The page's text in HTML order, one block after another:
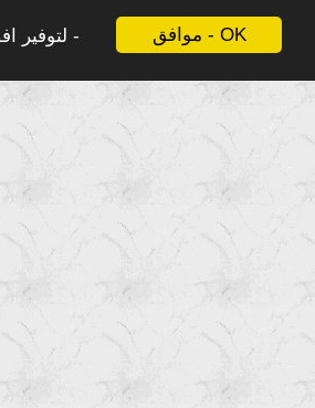
موافق - OK
لتوفير